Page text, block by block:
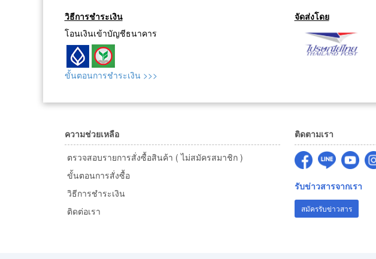
วิธีการชำระเงิน
โอนเงินเข้าบัญชีธนาคาร
ขั้นตอนการชำระเงิน >>>
จัดส่งโดย
ความช่วยเหลือ
ตรวจสอบรายการสั่งซื้อสินค้า ( ไม่สมัครสมาชิก )
ขั้นตอนการสั่งซื้อ
วิธีการชำระเงิน
ติดต่อเรา
ติดตามเรา
รับข่าวสารจากเรา
สมัครรับข่าวสาร